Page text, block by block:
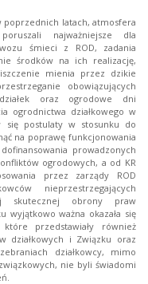
poprzednich latach, atmosfera
najważniejsze dla
śmieci z ROD, zadania
środków na ich realizację,
mienia przez dzikie
obowiązujących
oraz ogrodowe dni
ogrodnictwa działkowego w
się postulaty w stosunku do
na poprawę funkcjonowania
prowadzonych
ogrodowych, a od KR
przez zarządy ROD
nieprzestrzegających
skutecznej obrony praw
wyjątkowo ważna okazała się
przedstawiały również
działkowych i Związku oraz
działkowcy, mimo
nie byli świadomi